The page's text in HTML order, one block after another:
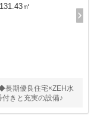
131.43㎡
長期優良住宅×ZEH水
きと充実の設備♪